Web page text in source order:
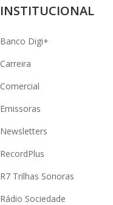
INSTITUCIONAL
Banco Digi+
Carreira
Comercial
Emissoras
Newsletters
RecordPlus
R7 Trilhas Sonoras
Rádio Sociedade